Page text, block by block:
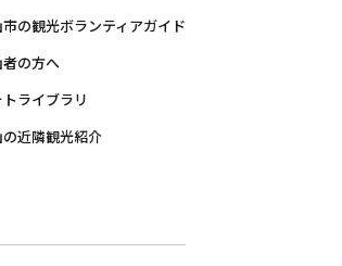
市の観光ボランティアガイド
の方へ
ライブラリ
の近隣観光紹介